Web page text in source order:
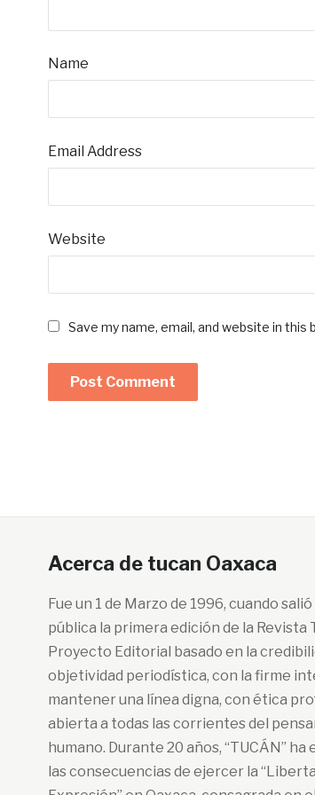
Name
Email Address
Website
Save my name, email, and website in
Acerca de tucan Oaxaca
Fue un 1 de Marzo de 1996, cuando salió
pública la primera edición de la Revista
Proyecto Editorial basado en la
objetividad periodística, con la firme
mantener una línea digna, con ética
abierta a todas las corrientes del
humano. Durante 20 años, “TUCÁN”
las consecuencias de ejercer la